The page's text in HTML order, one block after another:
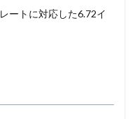
ートに対応した6.72イ